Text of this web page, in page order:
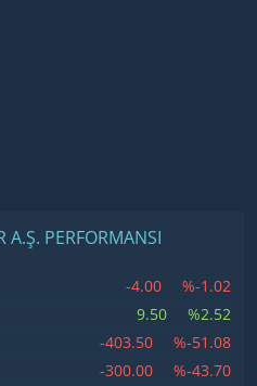
A.Ş. PERFORMANSI
-4.00
%-1.02
9.50
%2.52
-403.50
%-51.08
-300.00
%-43.70